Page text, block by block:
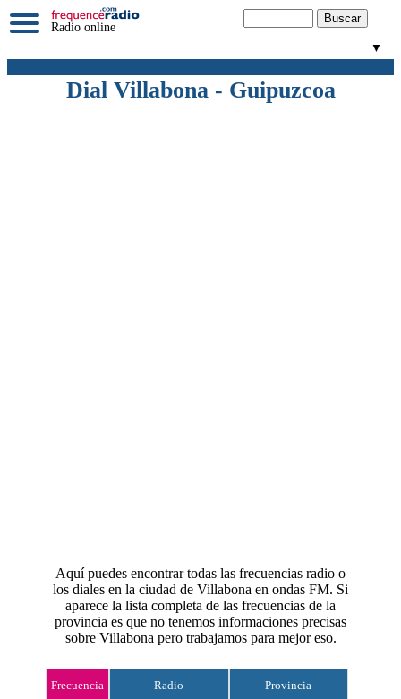
Radio online
▼
Dial Villabona - Guipuzcoa
Aquí puedes encontrar todas las frecuencias radio o
los diales en la ciudad de Villabona en ondas FM. Si
aparece la lista completa de las frecuencias de la
provincia es que no tenemos informaciones precisas
sobre Villabona pero trabajamos para mejor eso.
Frecuencia Radio Provincia